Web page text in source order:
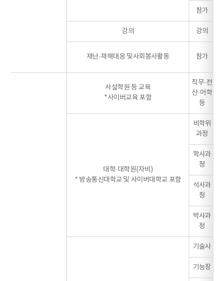
참가
강의 강의
재난·재해대응 및사회봉사활동 참가
사설학원 등 교육
*사이버교육 포함
직무·전
산·어학
등
대학·대학원(자비)
* 방송통신대학교 및 사이버대학교 포함
비학위
과정
학사과
정
석사과
정
박사과
정
기술사
기능장